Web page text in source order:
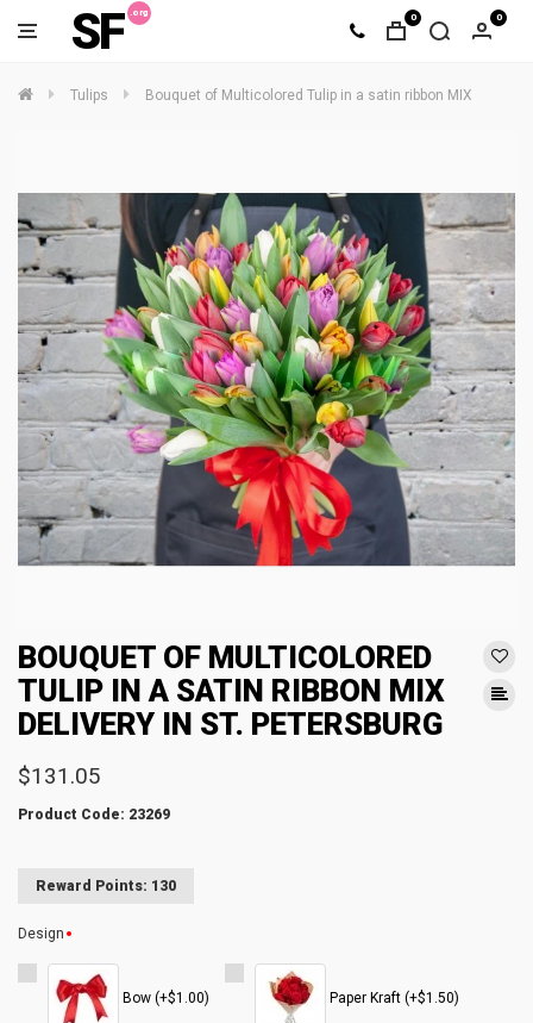
SF 0 0
Tulips Bouquet of Multicolored Tulip in a satin ribbon MIX
BOUQUET OF MULTICOLORED
TULIP IN A SATIN RIBBON MIX
DELIVERY IN ST. PETERSBURG
$131.05
Product Code: 23269
Reward Points: 130
Design
Bow (+$1.00) Paper Kraft (+$1.50)